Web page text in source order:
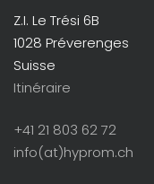
Z.I. Le Trési 6B
1028 Préverenges
Suisse
Itinéraire
+41 21 803 62 72
info(at)hyprom.ch